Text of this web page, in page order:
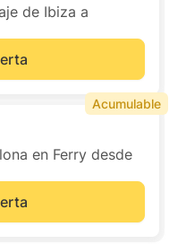
de Ibiza a
en Ferry desde
Acumulable